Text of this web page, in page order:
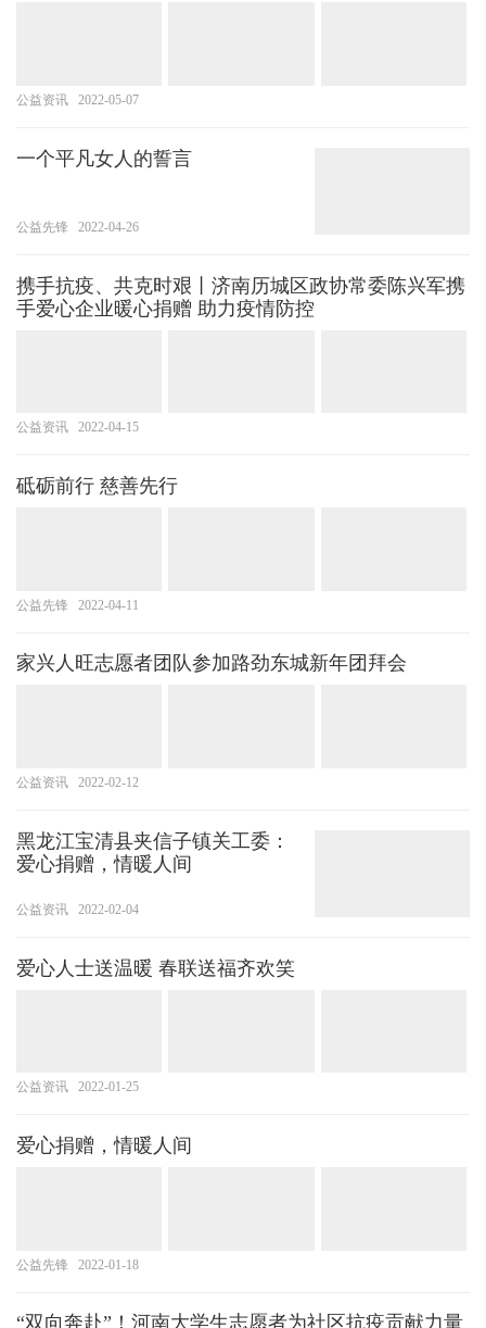
公益资讯 2022-05-07
一个平凡女人的誓言
公益先锋 2022-04-26
携手抗疫、共克时艰丨济南历城区政协常委陈兴军携
手爱心企业暖心捐赠 助力疫情防控
公益资讯 2022-04-15
砥砺前行 慈善先行
公益先锋 2022-04-11
家兴人旺志愿者团队参加路劲东城新年团拜会
公益资讯 2022-02-12
黑龙江宝清县夹信子镇关工委：
爱心捐赠，情暖人间
公益资讯 2022-02-04
爱心人士送温暖 春联送福齐欢笑
公益资讯 2022-01-25
爱心捐赠，情暖人间
公益先锋 2022-01-18
“双向奔赴”！河南大学生志愿者为社区抗疫贡献力量